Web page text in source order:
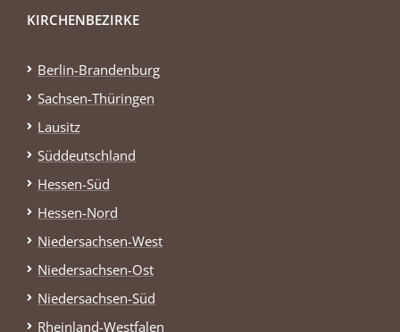
KIRCHENBEZIRKE
Berlin-Brandenburg
Sachsen-Thüringen
Lausitz
Süddeutschland
Hessen-Süd
Hessen-Nord
Niedersachsen-West
Niedersachsen-Ost
Niedersachsen-Süd
Rheinland-Westfalen